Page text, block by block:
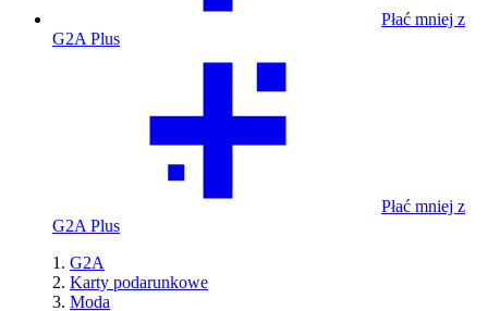
Płać mniej z
G2A Plus
Płać mniej z
G2A Plus
G2A
Karty podarunkowe
Moda